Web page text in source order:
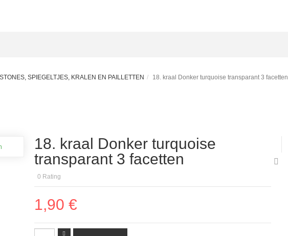
SPIEGELTJES, KRALEN EN PAILLETTEN 18. kraal Donker turquoise transparant 3 facetten
18. kraal Donker turquoise
transparant 3 facetten
0 Rating
1,90 €